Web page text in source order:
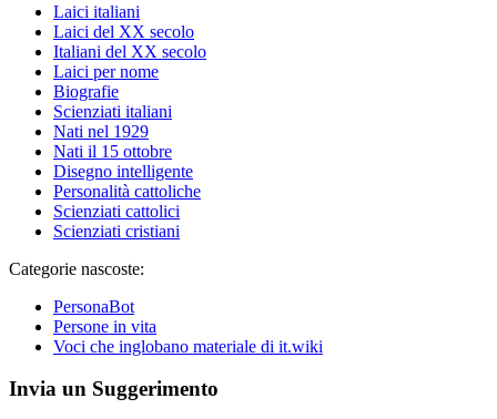
Laici italiani
Laici del XX secolo
Italiani del XX secolo
Laici per nome
Biografie
Scienziati italiani
Nati nel 1929
Nati il 15 ottobre
Disegno intelligente
Personalità cattoliche
Scienziati cattolici
Scienziati cristiani
Categorie nascoste:
PersonaBot
Persone in vita
Voci che inglobano materiale di it.wiki
Invia un Suggerimento